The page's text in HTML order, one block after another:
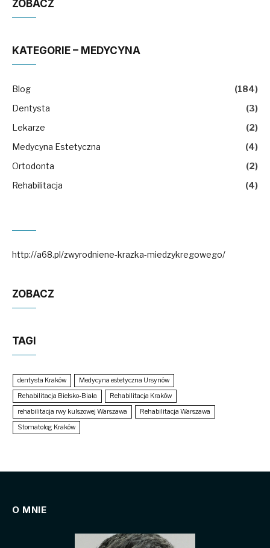
ZOBACZ
KATEGORIE – MEDYCYNA
Blog
(184)
Dentysta
(3)
Lekarze
(2)
Medycyna Estetyczna
(4)
Ortodonta
(2)
Rehabilitacja
(4)
http://a68.pl/zwyrodniene-krazka-miedzykregowego/
ZOBACZ
TAGI
dentysta Kraków
Medycyna estetyczna Ursynów
Rehabilitacja Bielsko-Biała
Rehabilitacja Kraków
rehabilitacja rwy kulszowej Warszawa
Rehabilitacja Warszawa
Stomatolog Kraków
O MNIE